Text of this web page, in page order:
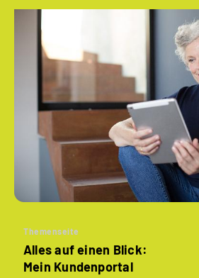
Themenseite
Alles auf einen Blick:
Mein Kundenportal